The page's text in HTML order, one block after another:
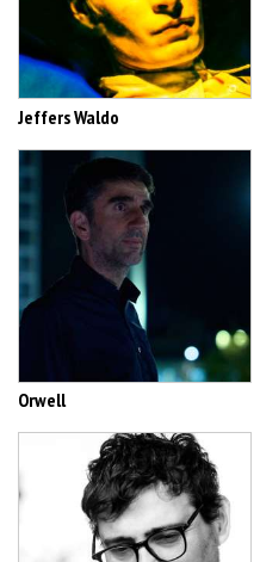
Jeffers Waldo
Orwell